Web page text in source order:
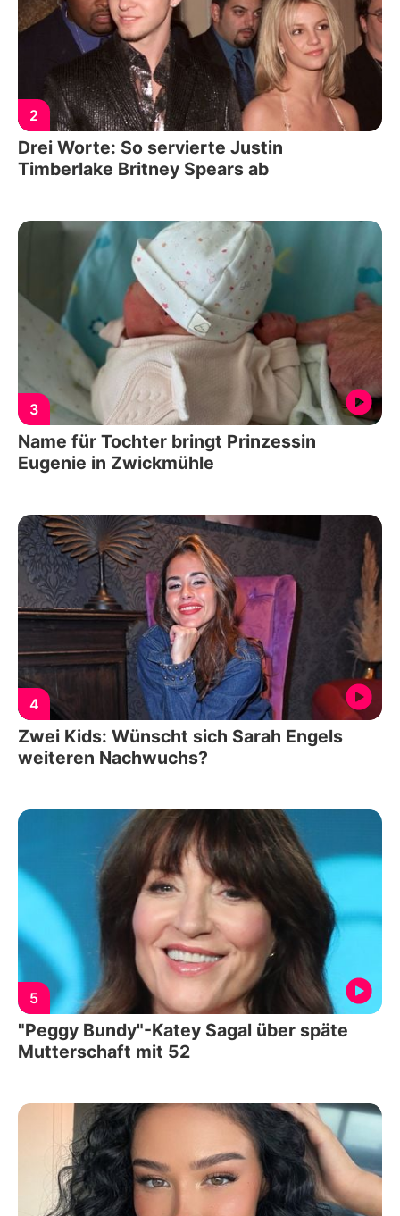
2
Drei Worte: So servierte Justin
Timberlake Britney Spears ab
3
Name für Tochter bringt Prinzessin
Eugenie in Zwickmühle
4
Zwei Kids: Wünscht sich Sarah Engels
weiteren Nachwuchs?
5
"Peggy Bundy"-Katey Sagal über späte
Mutterschaft mit 52